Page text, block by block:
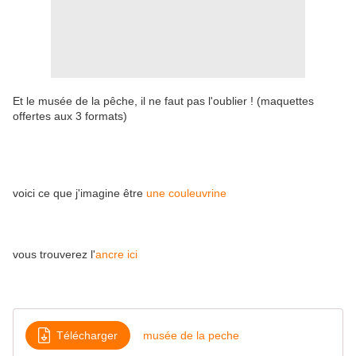
Et le musée de la pêche, il ne faut pas l'oublier ! (maquettes
offertes aux 3 formats)
voici ce que j'imagine être une couleuvrine
vous trouverez l'ancre ici
Télécharger musée de la peche